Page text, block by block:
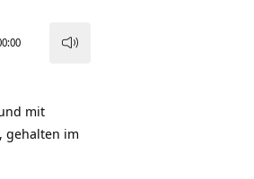
mit
, gehalten im